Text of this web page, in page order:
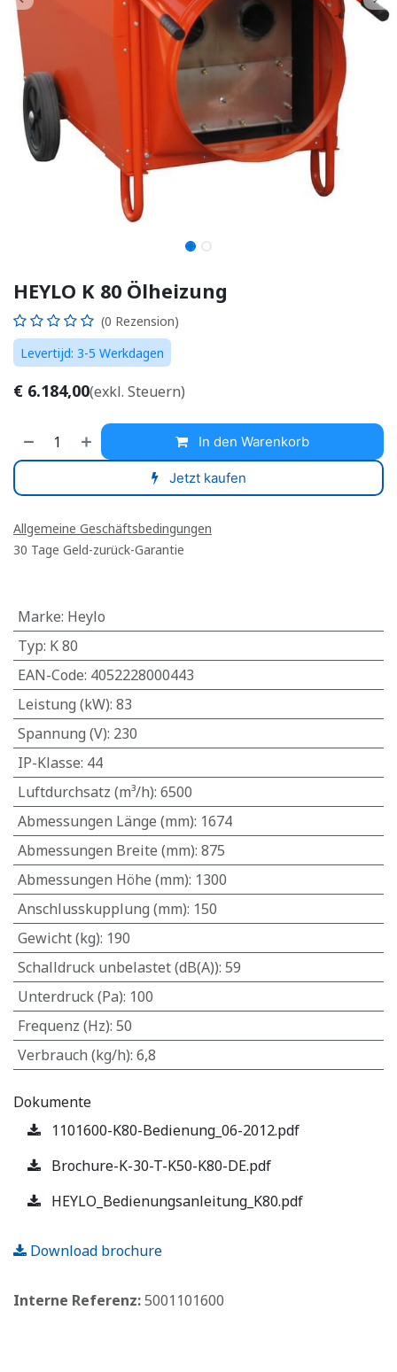
HEYLO K 80 Ölheizung
(0 Rezension)
Levertijd: 3-5 Werkdagen
€ 6.184,00(exkl. Steuern)
In den Warenkorb
Jetzt kaufen
Allgemeine Geschäftsbedingungen
30 Tage Geld-zurück-Garantie
Marke: Heylo
Typ: K 80
EAN-Code: 4052228000443
Leistung (kW): 83
Spannung (V): 230
IP-Klasse: 44
Luftdurchsatz (m³/h): 6500
Abmessungen Länge (mm): 1674
Abmessungen Breite (mm): 875
Abmessungen Höhe (mm): 1300
Anschlusskupplung (mm): 150
Gewicht (kg): 190
Schalldruck unbelastet (dB(A)): 59
Unterdruck (Pa): 100
Frequenz (Hz): 50
Verbrauch (kg/h): 6,8
Dokumente
1101600-K80-Bedienung_06-2012.pdf
Brochure-K-30-T-K50-K80-DE.pdf
HEYLO_Bedienungsanleitung_K80.pdf
Download brochure
Interne Referenz:5001101600